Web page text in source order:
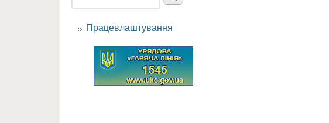
Пошукова форма
Працевлаштування